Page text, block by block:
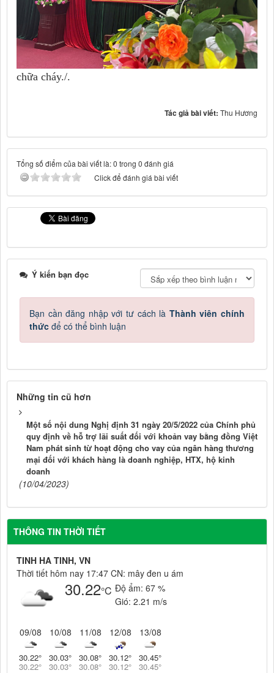
chữa cháy./.
Tác giả bài viết: Thu Hương
Tổng số điểm của bài viết là: 0 trong 0 đánh giá
Click để đánh giá bài viết
Ý kiến bạn đọc
Bạn cần đăng nhập với tư cách là Thành viên chính
thức để có thể bình luận
Những tin cũ hơn
Một số nội dung Nghị định 31 ngày 20/5/2022 của Chính phủ
quy định về hỗ trợ lãi suất đối với khoản vay bằng đồng Việt
Nam phát sinh từ hoạt động cho vay của ngân hàng thương
mại đối với khách hàng là doanh nghiệp, HTX, hộ kinh
doanh
(10/04/2023)
THÔNG TIN THỜI TIẾT
TINH HA TINH, VN
Thời tiết hôm nay 17:47 CN: mây đen u ám
30.22°C Độ ẩm: 67 %
Gió: 2.21 m/s
09/08
30.22°
30.22°
10/08
30.03°
30.03°
11/08
30.08°
30.08°
12/08
30.12°
30.12°
13/08
30.45°
30.45°